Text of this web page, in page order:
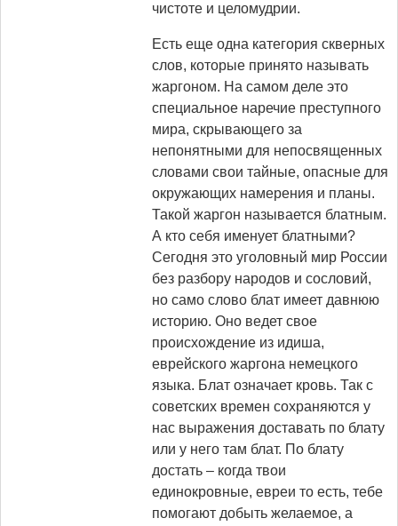
чистоте и целомудрии.
Есть еще одна категория скверных
слов, которые принято называть
жаргоном. На самом деле это
специальное наречие преступного
мира, скрывающего за
непонятными для непосвященных
словами свои тайные, опасные для
окружающих намерения и планы.
Такой жаргон называется блатным.
А кто себя именует блатными?
Сегодня это уголовный мир России
без разбору народов и сословий,
но само слово блат имеет давнюю
историю. Оно ведет свое
происхождение из идиша,
еврейского жаргона немецкого
языка. Блат означает кровь. Так с
советских времен сохраняются у
нас выражения доставать по блату
или у него там блат. По блату
достать – когда твои
единокровные, евреи то есть, тебе
помогают добыть желаемое, а